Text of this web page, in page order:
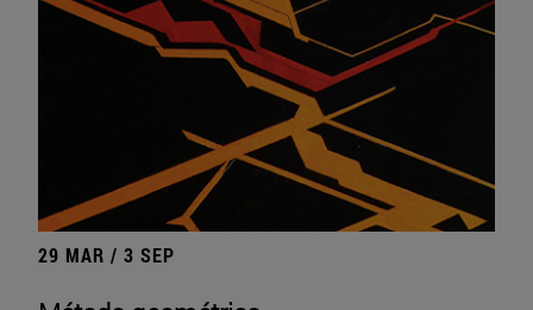
29 MAR / 3 SEP